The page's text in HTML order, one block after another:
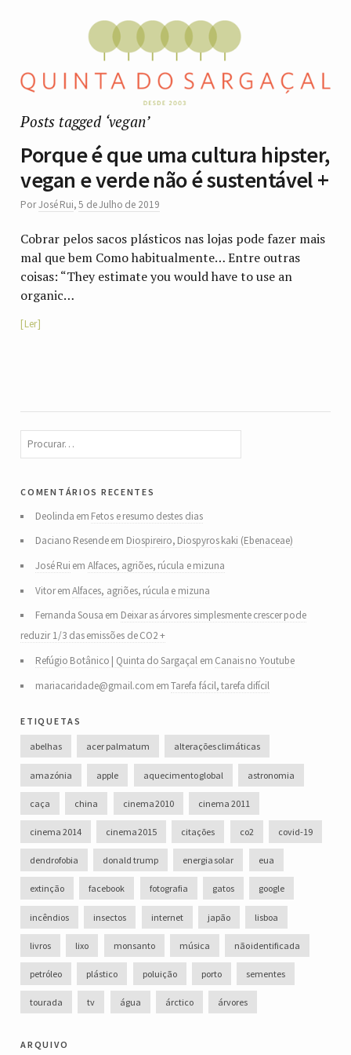
Posts tagged ‘vegan’
Porque é que uma cultura hipster,
vegan e verde não é sustentável +
PorJosé Rui,5 de Julho de 2019
Cobrar pelos sacos plásticos nas lojas pode fazer mais
mal que bem Como habitualmente… Entre outras
coisas: “They estimate you would have to use an
organic…
Ler
comentários recentes
Deolinda em Fetos e resumo destes dias
Daciano Resendeem Diospireiro, Diospyros kaki (Ebenaceae)
José Rui em Alfaces, agriões, rúcula e mizuna
VitoremAlfaces, agriões, rúcula e mizuna
Fernanda Sousa em Deixar as árvores simplesmente crescer pode
reduzir 1/3 das emissões de CO2 +
Refúgio Botânico | Quinta do Sargaçal em Canais no Youtube
mariacaridade@gmail.com emTarefa fácil, tarefa difícil
etiquetas
abelhas acer palmatum alterações climáticas
amazónia apple aquecimento global astronomia
caça china cinema 2010 cinema 2011
cinema 2014 cinema 2015 citações co2 covid-19
dendrofobia donald trump energia solar eua
extinção facebook fotografia gatos google
incêndios insectos internet japão lisboa
livros lixo monsanto música não identificada
petróleo plástico poluição porto sementes
tourada tv água árctico árvores
arquivo